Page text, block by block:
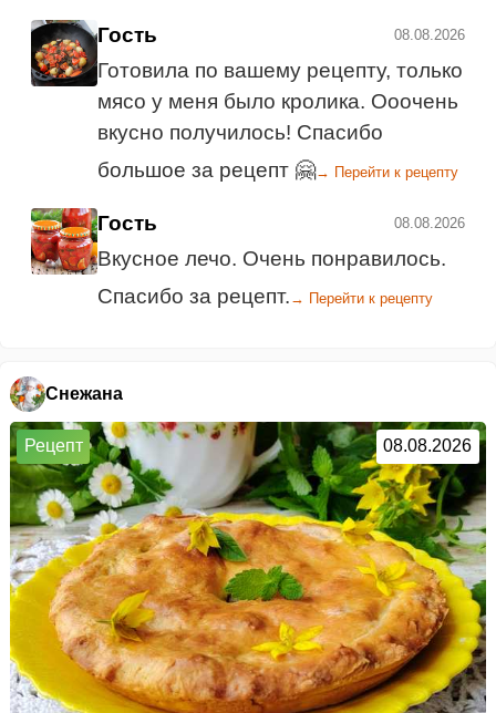
Гость 08.08.2026
Готовила по вашему рецепту, только
мясо у меня было кролика. Ооочень
вкусно получилось! Спасибо
большое за рецепт 🤗→ Перейти к рецепту
Гость 08.08.2026
Вкусное лечо. Очень понравилось.
Спасибо за рецепт. → Перейти к рецепту
Снежана
Рецепт 08.08.2026